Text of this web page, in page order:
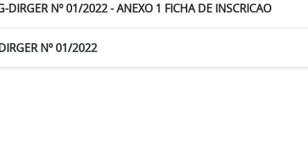
DIRGER Nº 01/2022 - ANEXO 1 FICHA DE INSCRICAO
Nº 01/2022